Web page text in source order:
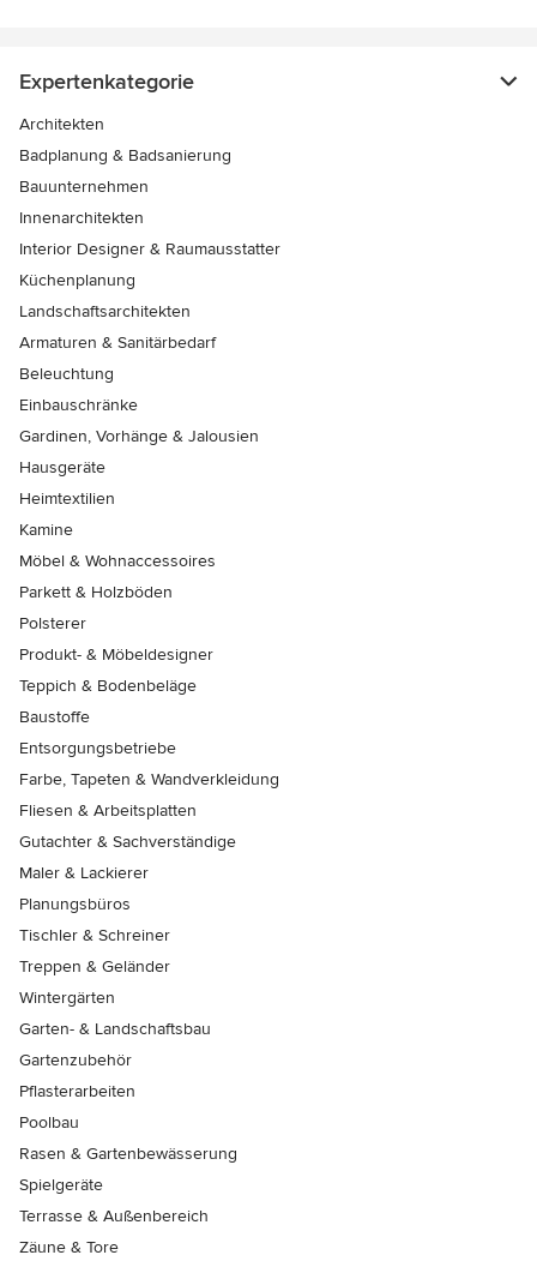
Expertenkategorie
Architekten
Badplanung & Badsanierung
Bauunternehmen
Innenarchitekten
Interior Designer & Raumausstatter
Küchenplanung
Landschaftsarchitekten
Armaturen & Sanitärbedarf
Beleuchtung
Einbauschränke
Gardinen, Vorhänge & Jalousien
Hausgeräte
Heimtextilien
Kamine
Möbel & Wohnaccessoires
Parkett & Holzböden
Polsterer
Produkt- & Möbeldesigner
Teppich & Bodenbeläge
Baustoffe
Entsorgungsbetriebe
Farbe, Tapeten & Wandverkleidung
Fliesen & Arbeitsplatten
Gutachter & Sachverständige
Maler & Lackierer
Planungsbüros
Tischler & Schreiner
Treppen & Geländer
Wintergärten
Garten- & Landschaftsbau
Gartenzubehör
Pflasterarbeiten
Poolbau
Rasen & Gartenbewässerung
Spielgeräte
Terrasse & Außenbereich
Zäune & Tore